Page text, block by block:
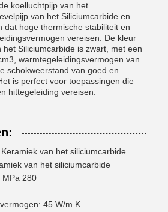
koelluchtpijp van het
van het Siliciumcarbide en
dat hoge thermische stabiliteit en
vereisen. De kleur
Siliciumcarbide is zwart, met een
warmtegeleidingsvermogen van
schokweerstand van goed en
is perfect voor toepassingen die
hittegeleiding vereisen.
van het siliciumcarbide
van het siliciumcarbide
MPa 280
45 W/m.K